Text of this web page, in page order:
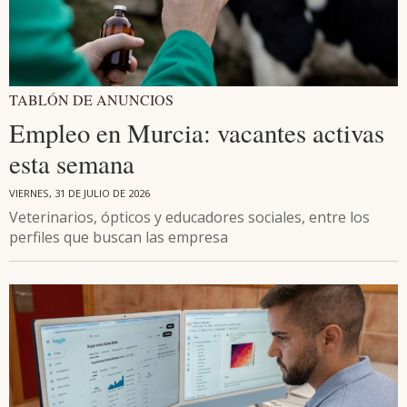
TABLÓN DE ANUNCIOS
Empleo en Murcia: vacantes activas
esta semana
VIERNES, 31 DE JULIO DE 2026
Veterinarios, ópticos y educadores sociales, entre los
perfiles que buscan las empresa